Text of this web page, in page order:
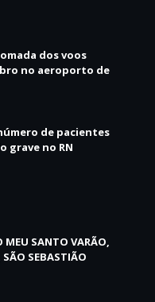
dos voos
no aeroporto de
de pacientes
grave no RN
MEU SANTO VARÃO,
SÃO SEBASTIÃO